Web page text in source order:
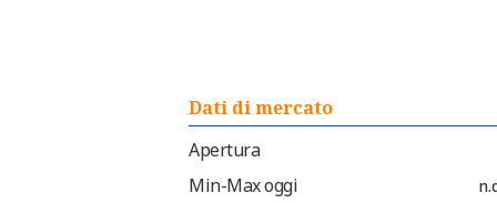
Dati di mercato
Apertura
Min-Max oggi